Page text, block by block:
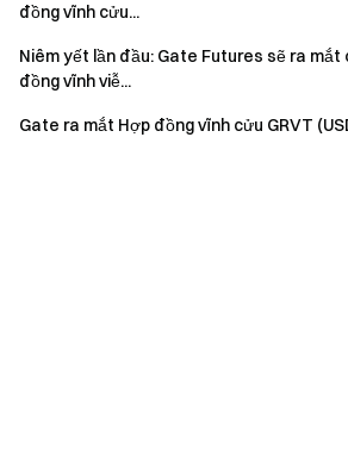
đồng vĩnh cửu...
Niêm yết lần đầu: Gate Futures sẽ ra mắt
đồng vĩnh viễ...
Gate ra mắt Hợp đồng vĩnh cửu GRVT